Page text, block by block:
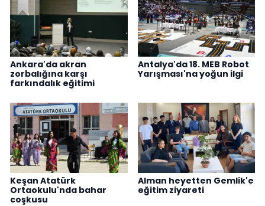
Ankara'da akran
zorbalığına karşı
farkındalık eğitimi
Antalya'da 18. MEB Robot
Yarışması'na yoğun ilgi
Keşan Atatürk
Ortaokulu'nda bahar
coşkusu
Alman heyetten Gemlik'e
eğitim ziyareti